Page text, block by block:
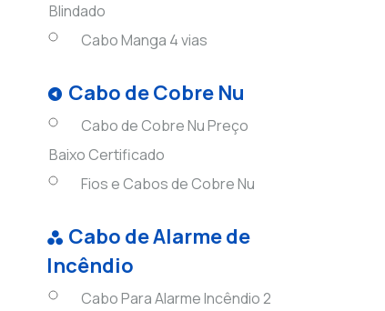
Blindado
Cabo Manga 4 vias
Cabo de Cobre Nu
Cabo de Cobre Nu Preço
Baixo Certificado
Fios e Cabos de Cobre Nu
Cabo de Alarme de
Incêndio
Cabo Para Alarme Incêndio 2